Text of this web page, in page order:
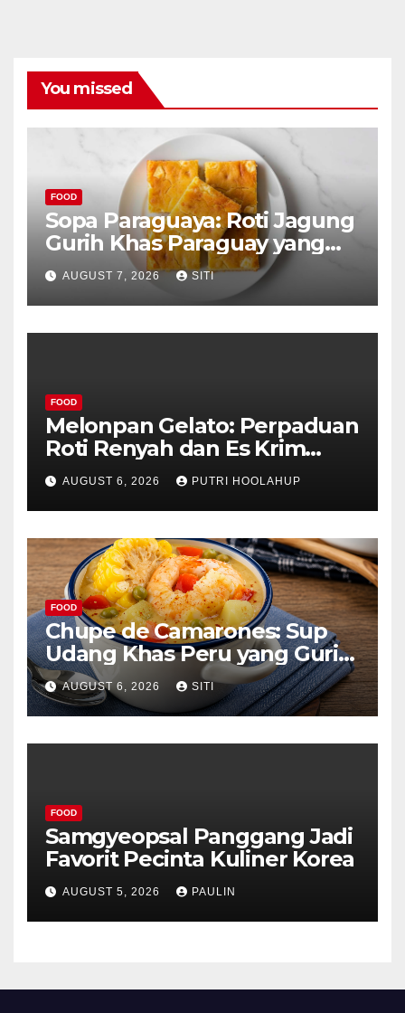
You missed
FOOD
Sopa Paraguaya: Roti Jagung
Gurih Khas Paraguay yang
Unik
AUGUST 7, 2026 SITI
FOOD
Melonpan Gelato: Perpaduan
Roti Renyah dan Es Krim
Lembut yang Menggoda
AUGUST 6, 2026 PUTRI HOOLAHUP
FOOD
Chupe de Camarones: Sup
Udang Khas Peru yang Gurih
Lezat
AUGUST 6, 2026 SITI
FOOD
Samgyeopsal Panggang Jadi
Favorit Pecinta Kuliner Korea
AUGUST 5, 2026 PAULIN